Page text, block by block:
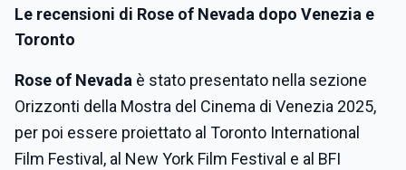
Le recensioni di Rose of Nevada dopo Venezia e
Toronto
Rose of Nevada è stato presentato nella sezione
Orizzonti della Mostra del Cinema di Venezia 2025,
per poi essere proiettato al Toronto International
Film Festival, al New York Film Festival e al BFI